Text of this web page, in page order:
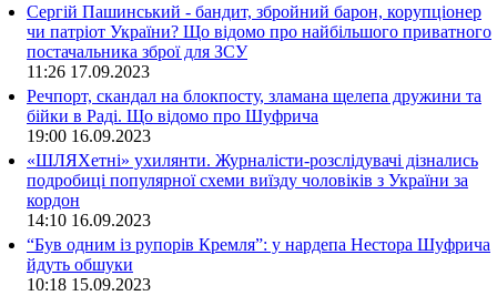
Сергій Пашинський - бандит, збройний барон, корупціонер
чи патріот України? Що відомо про найбільшого приватного
постачальника зброї для ЗСУ
11:26 17.09.2023
Речпорт, скандал на блокпосту, зламана щелепа дружини та
бійки в Раді. Що відомо про Шуфрича
19:00 16.09.2023
«ШЛЯХетні» ухилянти. Журналісти-розслідувачі дізнались
подробиці популярної схеми виїзду чоловіків з України за
кордон
14:10 16.09.2023
“Був одним із рупорів Кремля”: у нардепа Нестора Шуфрича
йдуть обшуки
10:18 15.09.2023